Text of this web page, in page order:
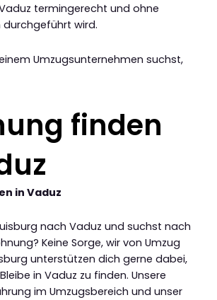
termingerecht und ohne
wird.
Umzugsunternehmen suchst,
finden
in Vaduz
nach Vaduz und suchst nach
Keine Sorge, wir von Umzug
unterstützen dich gerne dabei,
in Vaduz zu finden. Unsere
im Umzugsbereich und unser